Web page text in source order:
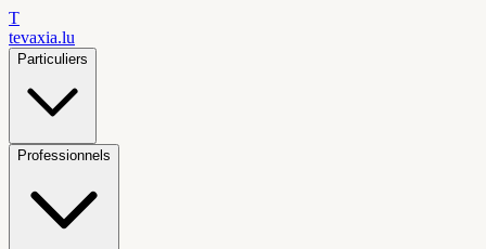
T
tevaxia.lu
Particuliers
Professionnels